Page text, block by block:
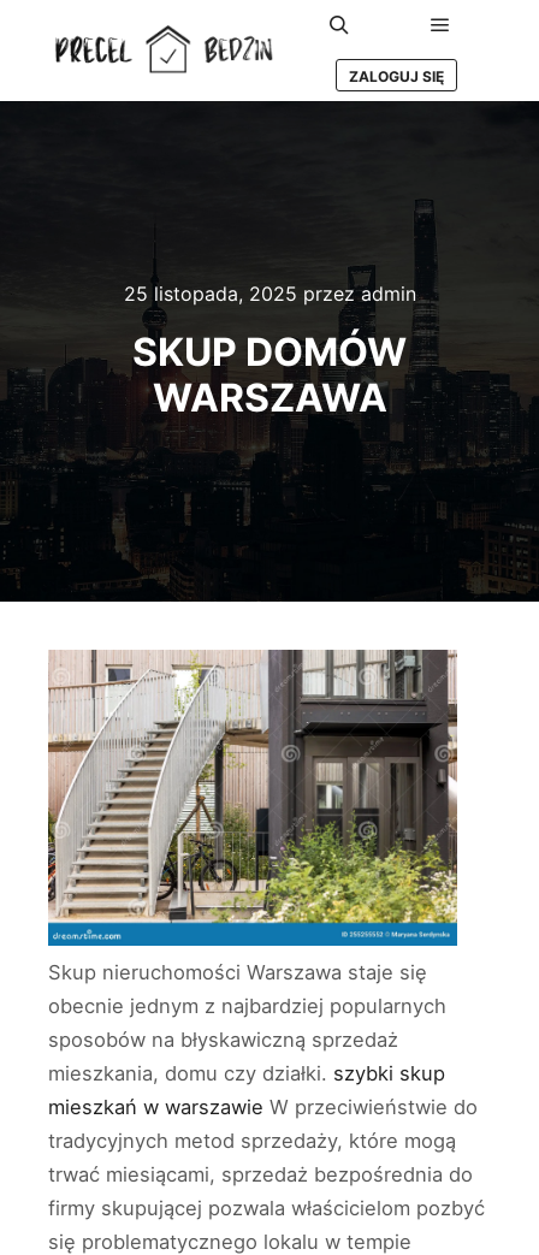
Szukaj Główne
ZALOGUJ SIĘ
25 listopada, 2025 przezadmin
SKUP DOMÓW
WARSZAWA
Skup nieruchomości Warszawa staje się
obecnie jednym z najbardziej popularnych
sposobów na błyskawiczną sprzedaż
mieszkania, domu czy działki. szybki skup
mieszkań w warszawie W przeciwieństwie do
tradycyjnych metod sprzedaży, które mogą
trwać miesiącami, sprzedaż bezpośrednia do
firmy skupującej pozwala właścicielom pozbyć
się problematycznego lokalu w tempie